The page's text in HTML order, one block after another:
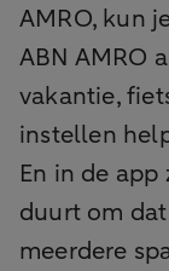
AMRO, kun
ABN AMRO
vakantie,
instellen
En in de
duurt om
meerdere